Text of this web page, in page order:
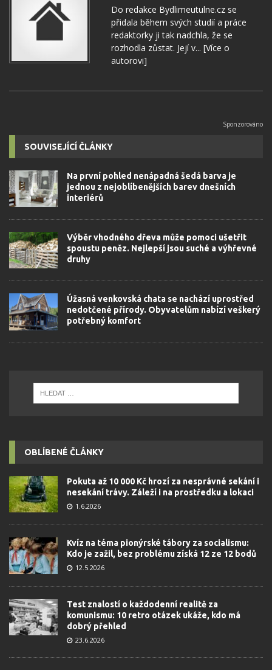
Do redakce Bydlimeutulne.cz se
přidala během svých studií a práce
redaktorky ji tak nadchla, že se
rozhodla zůstat. Její v... [Více o
autorovi]
SOUVISEJÍCÍ ČLÁNKY
Na první pohled nenápadná šedá barva je
jednou z nejoblíbenějších barev dnešních
interiérů
Výběr vhodného dřeva může pomoci ušetřit
spoustu peněz. Nejlepší jsou suché a výhřevné
druhy
Úžasná venkovská chata se nachází uprostřed
nedotčené přírody. Obyvatelům nabízí veškerý
potřebný komfort
OBLÍBENÉ ČLÁNKY
Pokuta až 10 000 Kč hrozí za nesprávné sekání i
nesekání trávy. Záleží i na prostředku a lokaci
1.6.2026
Kvíz na téma pionýrské tábory za socialismu:
Kdo je zažil, bez problému získá 12 ze 12 bodů
12.5.2026
Test znalostí o každodenní realitě za
komunismu: 10 retro otázek ukáže, kdo má
dobrý přehled
23.6.2026